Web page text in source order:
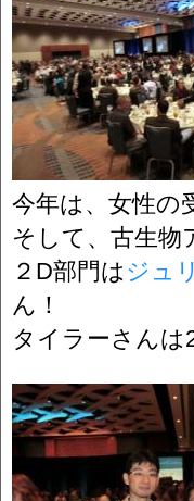
今年は、女性の
そして、古生
２D部門は ジュ
ん！
タイラーさんは